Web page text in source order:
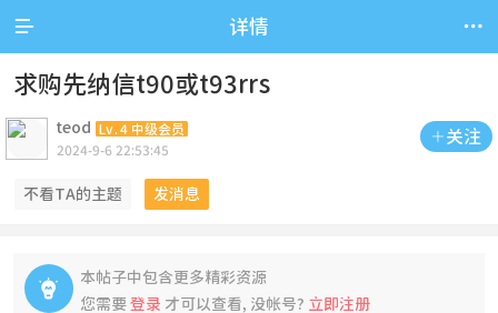
 详情 
求购先纳信t90或t93rrs
 关注
teod
Lv.4 中级会员
2024-9-6 22:53:45
不看TA的主题 发消息

本帖子中包含更多精彩资源
您需要 登录 才可以查看, 没帐号? 立即注册